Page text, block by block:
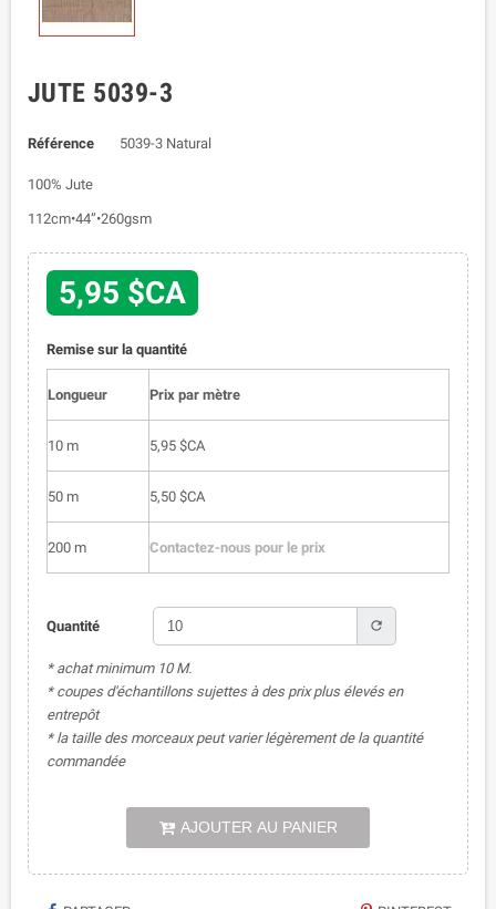
JUTE 5039-3
Référence 5039-3 Natural
100% Jute
112cm•44”•260gsm
5,95 $CA
Remise sur la quantité
Longueur Prix par mètre
10 m 5,95 $CA
50 m 5,50 $CA
200 m Contactez-nous pour le prix
Quantité refresh
* achat minimum 10 M.
* coupes d'échantillons sujettes à des prix plus élevés en
entrepôt
* la taille des morceaux peut varier légèrement de la quantité
commandée
AJOUTER AU PANIER